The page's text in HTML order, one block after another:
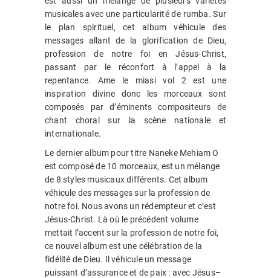
musicales avec une particularité de rumba. Sur
le plan spirituel, cet album véhicule des
messages allant de la glorification de Dieu,
profession de notre foi en Jésus-Christ,
passant par le réconfort à l’appel à la
repentance. Ame le miasi vol 2 est une
inspiration divine donc les morceaux sont
composés par d’éminents compositeurs de
chant choral sur la scène nationale et
internationale.
Le dernier album pour titre Naneke Mehiam O
est composé de 10 morceaux, est un mélange
de 8 styles musicaux différents. Cet album
véhicule des messages sur la profession de
notre foi. Nous avons un rédempteur et c’est
Jésus-Christ. Là où le précédent volume
mettait l’accent sur la profession de notre foi,
ce nouvel album est une célébration de la
fidélité de Dieu. Il véhicule un message
puissant d’assurance et de paix : avec Jésus–